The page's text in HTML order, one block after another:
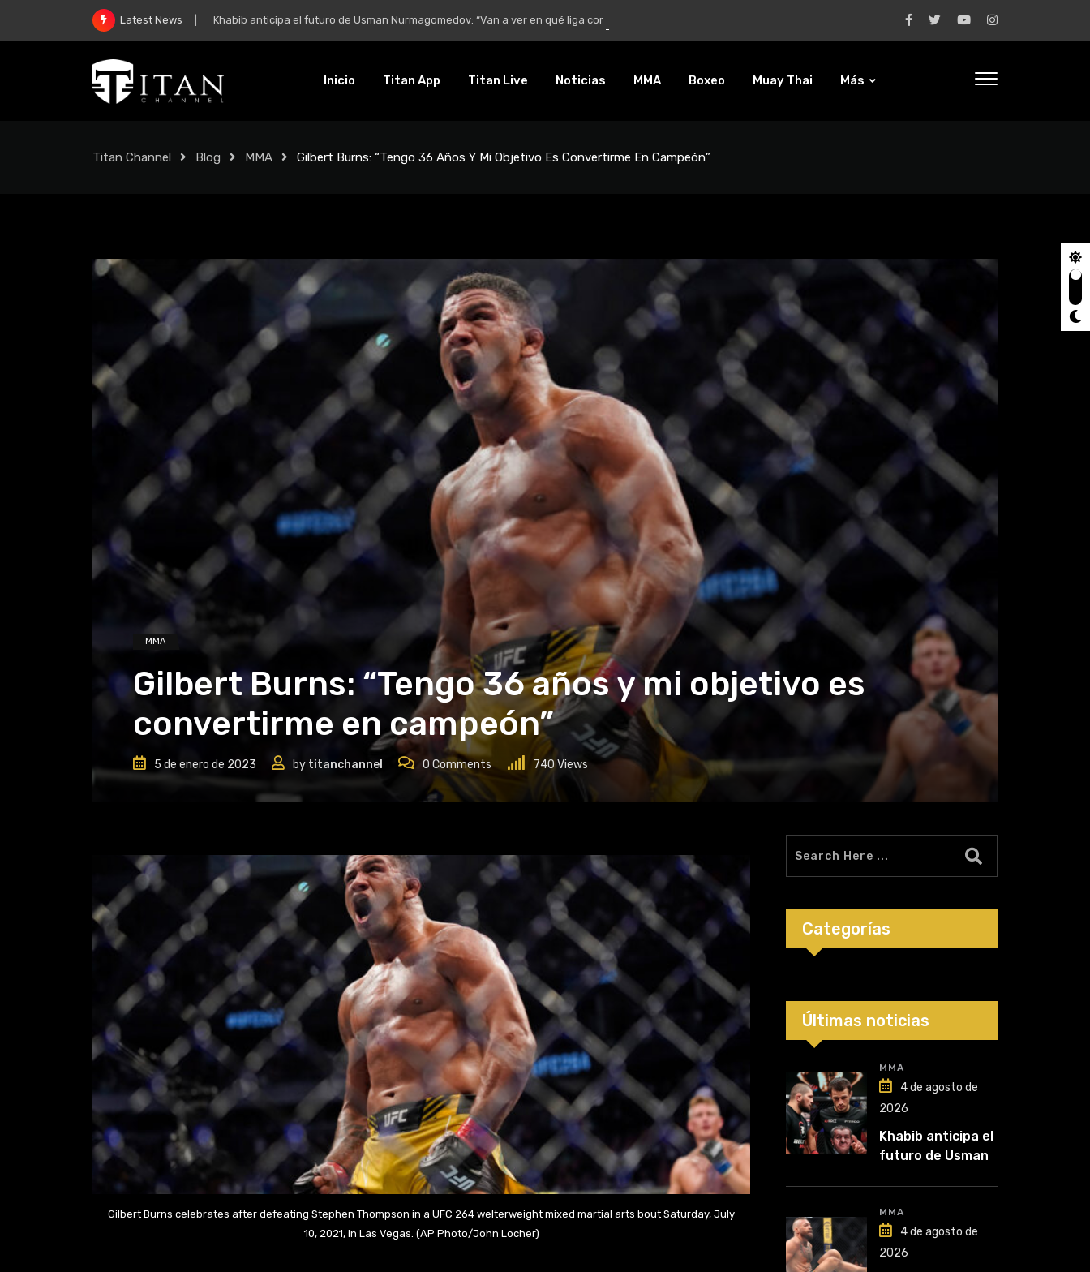
Latest NewsKhabib anticipa el futuro de Usman Nurmagomedov: “Van a ver en qué liga competirá”
Inicio Titan App Titan Live Noticias MMA Boxeo Muay Thai Más
Titan Channel Blog MMA Gilbert Burns: “Tengo 36 Años Y Mi Objetivo Es Convertirme En Campeón”
MMA
Gilbert Burns: “Tengo 36 años y mi objetivo es
convertirme en campeón”
5 de enero de 2023 by titanchannel 0 Comments 740 Views
Gilbert Burns celebrates after defeating Stephen Thompson in a UFC 264 welterweight mixed martial arts bout Saturday, July
10, 2021, in Las Vegas. (AP Photo/John Locher)
Categorías
Últimas noticias
MMA
4 de agosto de
2026
Khabib anticipa el
futuro de Usman
liga competirá”
MMA
4 de agosto de
2026